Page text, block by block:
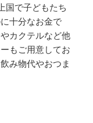
国で子どもたち
十分なお金で
カクテルなど他
もご用意してお
み物代やおつま